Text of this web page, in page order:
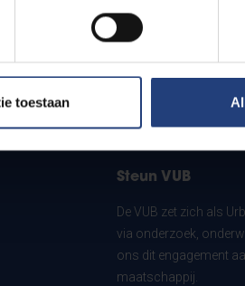
toestaan
Steun VUB
De VUB zet zich als
via onderzoek,
ons dit engagement
maatschappij.